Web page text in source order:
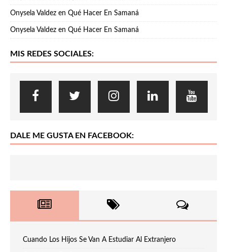
Onysela Valdez en Qué Hacer En Samaná
Onysela Valdez en Qué Hacer En Samaná
MIS REDES SOCIALES:
DALE ME GUSTA EN FACEBOOK:
Cuando Los Hijos Se Van A Estudiar Al Extranjero